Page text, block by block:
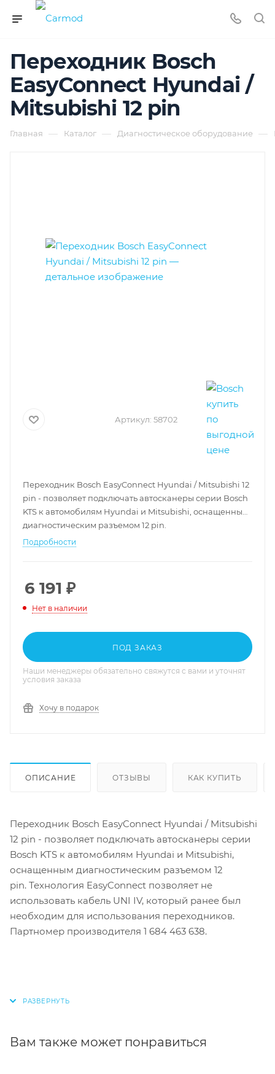
Переходник Bosch
EasyConnect Hyundai /
Mitsubishi 12 pin
Главная — Каталог — Диагностическое оборудование —
Артикул: 58702
Переходник Bosch EasyConnect Hyundai / Mitsubishi 12
pin - позволяет подключать автосканеры серии Bosch
KTS к автомобилям Hyundai и Mitsubishi , оснащенным
диагностическим разъемом 12 pin.
Подробности
6 191 ₽
Нет в наличии
ПОД ЗАКАЗ
Наши менеджеры обязательно свяжутся с вами и уточнят
условия заказа
Хочу в подарок
ОПИСАНИЕ ОТЗЫВЫ КАК КУПИТЬ
Переходник Bosch EasyConnect Hyundai / Mitsubishi
12 pin - позволяет подключать автосканеры серии
Bosch KTS к автомобилям Hyundai и Mitsubishi,
оснащенным диагностическим разъемом 12
pin. Технология EasyConnect позволяет не
использовать кабель UNI IV, который ранее был
необходим для использования переходников.
Партномер производителя 1 684 463 638.
Вам также может понравиться